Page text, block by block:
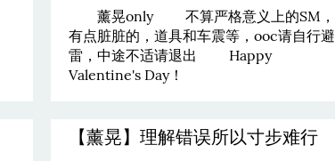
薰晃only 不算严格意义上的SM，
有点脏脏的，道具和车震等，ooc请自行避
雷，中途不适请退出 Happy
Valentine's Day！
【薰晃】理解错误所以寸步难行